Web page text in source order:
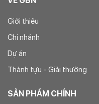
Giới thiệu
Chi nhánh
Dự án
Thành tựu - Giải thưởng
SẢN PHẨM CHÍNH